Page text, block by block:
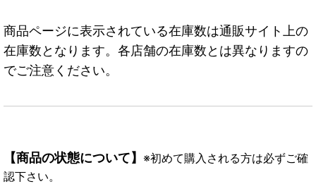
商品ページに表示されている在庫数は通販サイト上の
在庫数となります。各店舗の在庫数とは異なりますの
でご注意ください。
【商品の状態について】 ※初めて購入される方は必ずご確
認下さい。